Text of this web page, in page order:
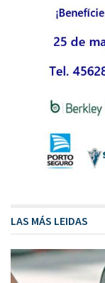
LAS MÁS LEIDAS